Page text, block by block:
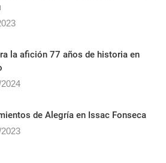
la afición 77 años de historia en
de Alegrí­a en Issac Fonseca